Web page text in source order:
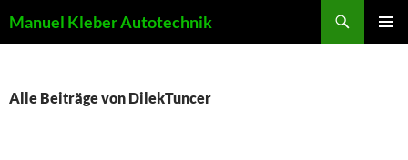
Manuel Kleber Autotechnik
Alle Beiträge von DilekTuncer